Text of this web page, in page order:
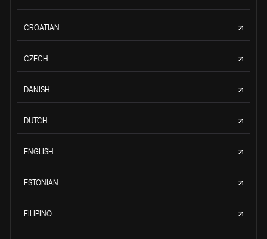
CROATIAN
CZECH
DANISH
DUTCH
ENGLISH
ESTONIAN
FILIPINO